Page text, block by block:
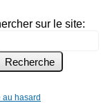
sur le site:
au hasard